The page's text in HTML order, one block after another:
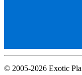
© 2005-2026 Exotic